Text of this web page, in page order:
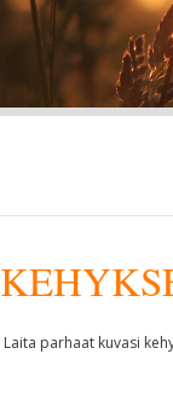
Laita parhaat kuvasi